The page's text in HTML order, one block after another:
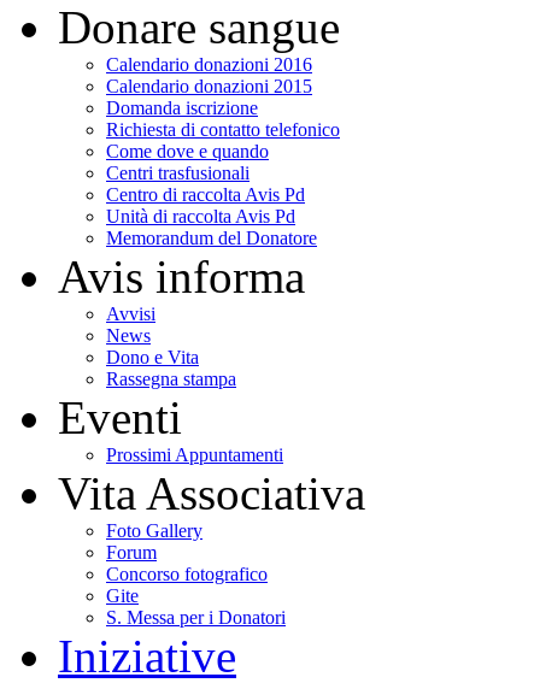
Donare sangue
Calendario donazioni 2016
Calendario donazioni 2015
Domanda iscrizione
Richiesta di contatto telefonico
Come dove e quando
Centri trasfusionali
Centro di raccolta Avis Pd
Unità di raccolta Avis Pd
Memorandum del Donatore
Avis informa
Avvisi
News
Dono e Vita
Rassegna stampa
Eventi
Prossimi Appuntamenti
Vita Associativa
Foto Gallery
Forum
Concorso fotografico
Gite
S. Messa per i Donatori
Iniziative